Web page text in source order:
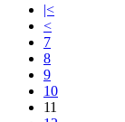
|<
<
7
8
9
10
11